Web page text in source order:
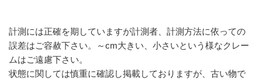
計測には正確を期していますが計測者、計測方法に依っての
誤差はご容赦下さい。～cm大きい、小さいという様なクレー
ムはご遠慮下さい。
状態に関しては慎重に確認し掲載しておりますが、古い物で